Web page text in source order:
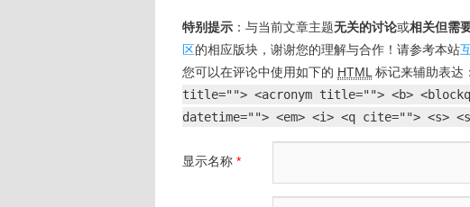
特别提示 ：与当前文章主题无关的讨论或相关但需
区的相应版块，谢谢您的理解与合作！请参考本站
您可以在评论中使用如下的 HTML 标记来辅助表达
title=""> <acronym title=""> <b>
datetime=""> <em> <i> <q cite=""> <s>
显示名称 *